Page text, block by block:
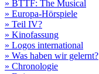
» BTTF: The Musical
» Europa-Hörspiele
» Teil IV?
» Kinofassung
» Logos international
» Was haben wir gelernt?
» Chronologie